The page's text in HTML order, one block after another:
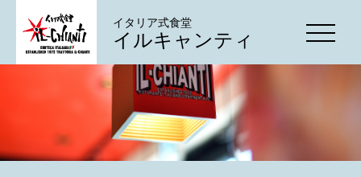
イタリア式食堂
イルキャンティ